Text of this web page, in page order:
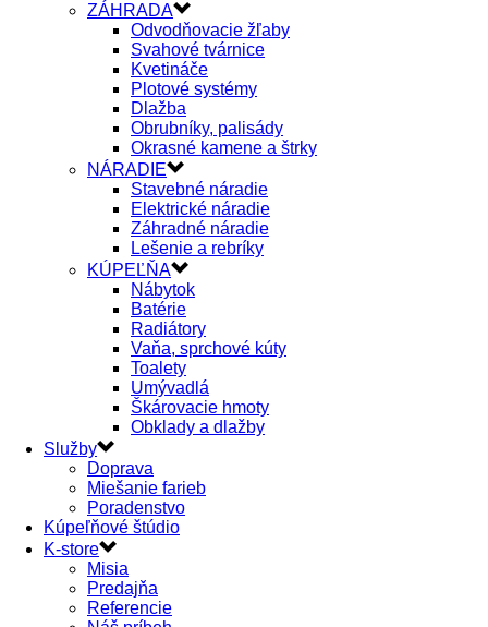
ZÁHRADA
Odvodňovacie žľaby
Svahové tvárnice
Kvetináče
Plotové systémy
Dlažba
Obrubníky, palisády
Okrasné kamene a štrky
NÁRADIE
Stavebné náradie
Elektrické náradie
Záhradné náradie
Lešenie a rebríky
KÚPEĽŇA
Nábytok
Batérie
Radiátory
Vaňa, sprchové kúty
Toalety
Umývadlá
Škárovacie hmoty
Obklady a dlažby
Služby
Doprava
Miešanie farieb
Poradenstvo
Kúpeľňové štúdio
K-store
Misia
Predajňa
Referencie